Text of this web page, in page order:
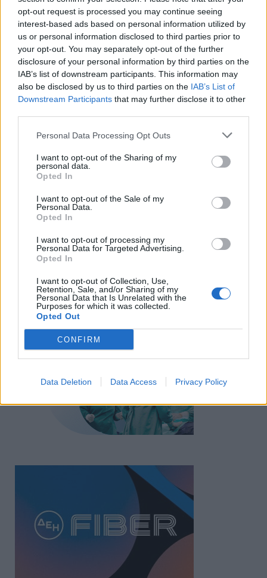
opt-out request is processed you may continue seeing
interest-based ads based on personal information utilized by
us or personal information disclosed to third parties prior to
your opt-out. You may separately opt-out of the further
disclosure of your personal information by third parties on the
IAB’s list of downstream participants. This information may
also be disclosed by us to third parties on the IAB’s List of
Downstream Participants that may further disclose it to other
Personal Data Processing Opt Outs
I want to opt-out of the Sharing of my
personal data.
Opted In
I want to opt-out of the Sale of my
Personal Data.
Opted In
I want to opt-out of processing my
Personal Data for Targeted Advertising.
Opted In
I want to opt-out of Collection, Use,
Retention, Sale, and/or Sharing of my
Personal Data that Is Unrelated with the
Purposes for which it was collected.
Opted Out
CONFIRM
Data Deletion Data Access Privacy Policy
τη Νάουσα για την προετοιμασία της